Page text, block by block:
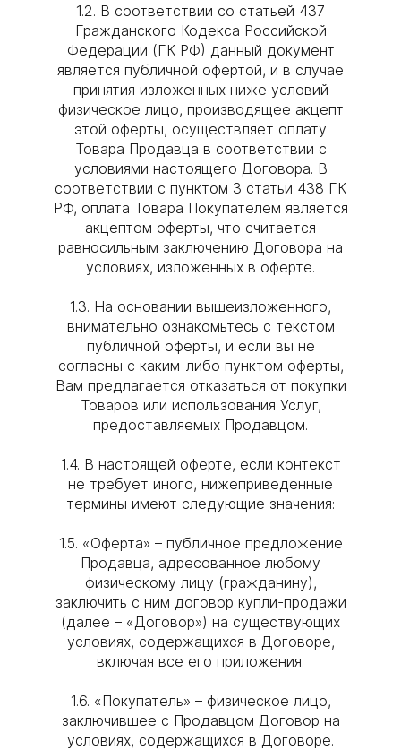
1.2. В соответствии со статьей 437
Гражданского Кодекса Российской
Федерации (ГК РФ) данный документ
является публичной офертой, и в случае
принятия изложенных ниже условий
физическое лицо, производящее акцепт
этой оферты, осуществляет оплату
Товара Продавца в соответствии с
условиями настоящего Договора. В
соответствии с пунктом 3 статьи 438 ГК
РФ, оплата Товара Покупателем является
акцептом оферты, что считается
равносильным заключению Договора на
условиях, изложенных в оферте.
1.3. На основании вышеизложенного,
внимательно ознакомьтесь с текстом
публичной оферты, и если вы не
согласны с каким-либо пунктом оферты,
Вам предлагается отказаться от покупки
Товаров или использования Услуг,
предоставляемых Продавцом.
1.4. В настоящей оферте, если контекст
не требует иного, нижеприведенные
термины имеют следующие значения:
1.5. «Оферта» – публичное предложение
Продавца, адресованное любому
физическому лицу (гражданину),
заключить с ним договор купли-продажи
(далее – «Договор») на существующих
условиях, содержащихся в Договоре,
включая все его приложения.
1.6. «Покупатель» – физическое лицо,
заключившее с Продавцом Договор на
условиях, содержащихся в Договоре.